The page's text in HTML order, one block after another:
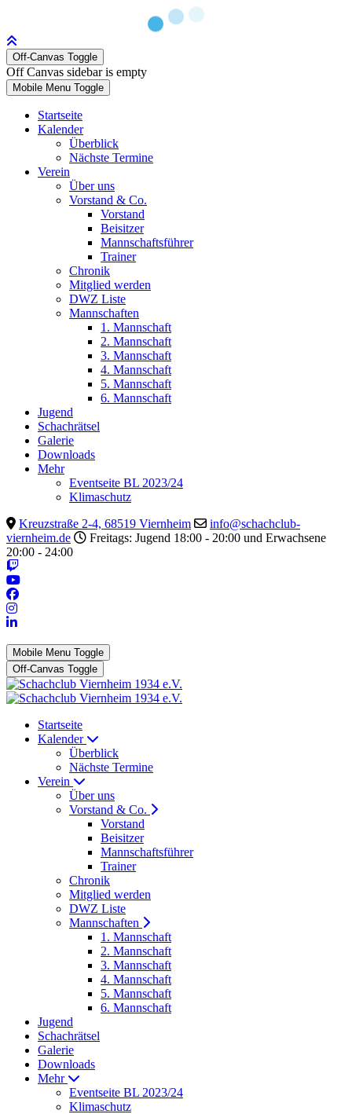
Off-Canvas Toggle
Off Canvas sidebar is empty
Mobile Menu Toggle
Startseite
Kalender
Überblick
Nächste Termine
Verein
Über uns
Vorstand & Co.
Vorstand
Beisitzer
Mannschaftsführer
Trainer
Chronik
Mitglied werden
DWZ Liste
Mannschaften
1. Mannschaft
2. Mannschaft
3. Mannschaft
4. Mannschaft
5. Mannschaft
6. Mannschaft
Jugend
Schachrätsel
Galerie
Downloads
Mehr
Eventseite BL 2023/24
Klimaschutz
Kreuzstraße 2-4, 68519 Viernheim
info@schachclub-
viernheim.de
Freitags: Jugend 18:00 - 20:00 und Erwachsene
20:00 - 24:00
Mobile Menu Toggle
Off-Canvas Toggle
Startseite
Kalender
Überblick
Nächste Termine
Verein
Über uns
Vorstand & Co.
Vorstand
Beisitzer
Mannschaftsführer
Trainer
Chronik
Mitglied werden
DWZ Liste
Mannschaften
1. Mannschaft
2. Mannschaft
3. Mannschaft
4. Mannschaft
5. Mannschaft
6. Mannschaft
Jugend
Schachrätsel
Galerie
Downloads
Mehr
Eventseite BL 2023/24
Klimaschutz